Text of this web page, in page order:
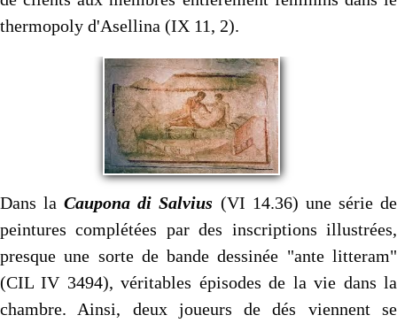
thermopoly d'Asellina (IX 11, 2).
Dans laCaupona di Salvius (VI 14.36) une série de
peintures complétées par des inscriptions illustrées,
presque une sorte de bande dessinée "ante litteram"
(CIL IV 3494), véritables épisodes de la vie dans la
chambre. Ainsi, deux joueurs de dés viennent se